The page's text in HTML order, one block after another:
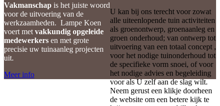
U kan bij ons terecht voor zowat
alle uiteenlopende tuin activiteiten
als groenontwerp, groenaanleg en
groen onderhoud; van ontwerp tot
uitvoering van een totaal concept ,
voor het nodige tuinonderhoud tot
de specifieke vorm snoei, of voor
het nodige advies en begeleiding
voor als U zelf aan de slag wilt.
Neem gerust een klikje doorheen
de website om een betere kijk te
Vakmanschap is het juiste woord
voor de uitvoering van de
werkzaamheden. Lampe Koen
voert met vakkundig opgeleide
medewerkers en met grote
precisie uw tuinaanleg projecten
uit.
Meer info